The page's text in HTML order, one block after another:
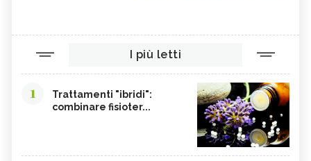
I più letti
1
Trattamenti "ibridi":
combinare fisioter...